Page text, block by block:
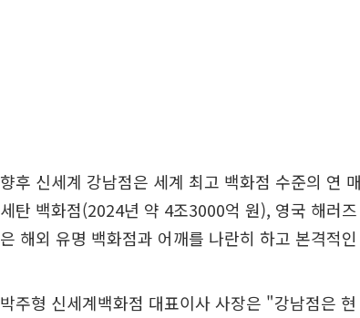
향후 신세계 강남점은 세계 최고 백화점 수준의 연
세탄 백화점(2024년 약 4조3000억 원), 영국 해러
은 해외 유명 백화점과 어깨를 나란히 하고 본격적
박주형 신세계백화점 대표이사 사장은 "강남점은